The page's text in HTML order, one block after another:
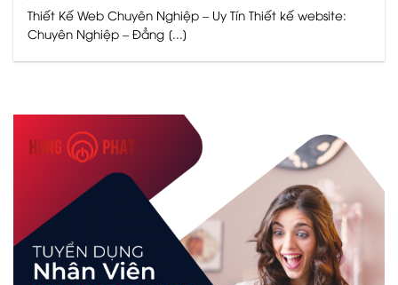
Thiết Kế Web Chuyên Nghiệp – Uy Tín Thiết kế website:
Chuyên Nghiệp – Đẳng [...]